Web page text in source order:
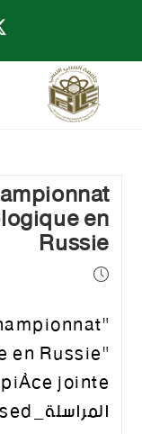
en
Russie
Russie"
المراسلة_compressed